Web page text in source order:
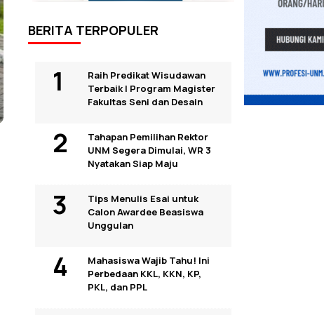
BERITA TERPOPULER
Raih Predikat Wisudawan
Terbaik I Program Magister
Fakultas Seni dan Desain
Tahapan Pemilihan Rektor
UNM Segera Dimulai, WR 3
Nyatakan Siap Maju
Tips Menulis Esai untuk
Calon Awardee Beasiswa
Unggulan
Mahasiswa Wajib Tahu! Ini
Perbedaan KKL, KKN, KP,
PKL, dan PPL